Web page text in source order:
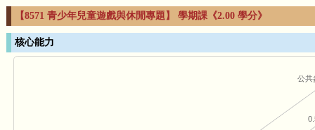
【8571 青少年兒童遊戲與休閒專題】 學期課《2.00 學分》
核心能力
公共